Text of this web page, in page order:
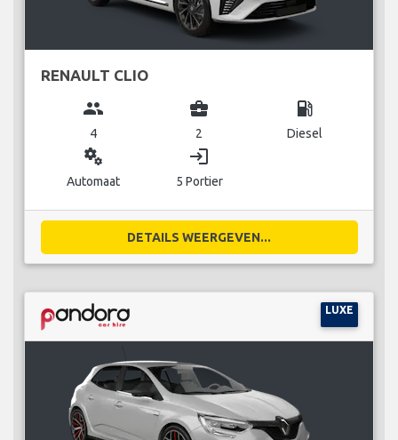
RENAULT CLIO
group
4
business_center
2
local_gas_station
Diesel
miscellaneous_services
Automaat
login
5 Portier
DETAILS WEERGEVEN...
LUXE